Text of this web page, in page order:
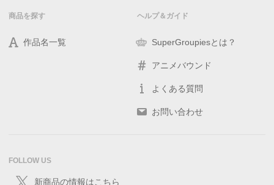
商品を探す
作品名一覧
ヘルプ＆ガイド
SuperGroupiesとは？
アニメバウンド
よくある質問
お問い合わせ
FOLLOW US
新商品の情報はこちら